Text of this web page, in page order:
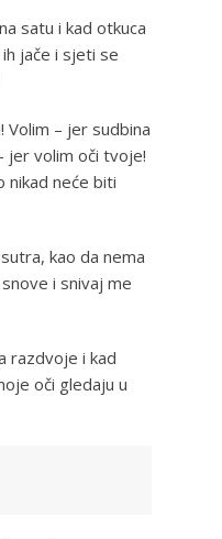
satu i kad otkuca
jače i sjeti se
Volim – jer sudbina
jer volim oči tvoje!
nikad neće biti
kao da nema
i snivaj me
razdvoje i kad
oči gledaju u